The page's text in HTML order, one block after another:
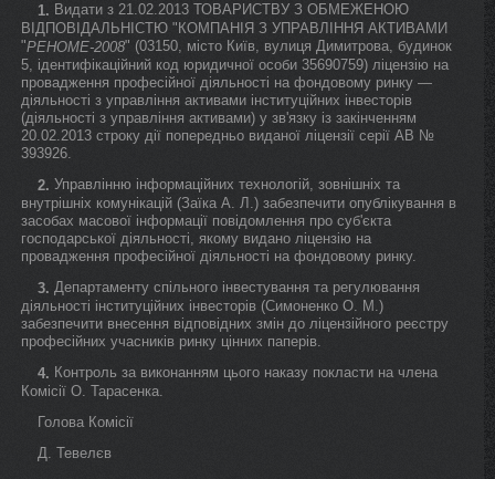
1. Видати з 21.02.2013 ТОВАРИСТВУ З ОБМЕЖЕНОЮ
ВІДПОВІДАЛЬНІСТЮ "КОМПАНІЯ З УПРАВЛІННЯ АКТИВАМИ
"РЕНОМЕ-2008" (03150, місто Київ, вулиця Димитрова, будинок
5, ідентифікаційний код юридичної особи 35690759) ліцензію на
провадження професійної діяльності на фондовому ринку —
діяльності з управління активами інституційних інвесторів
(діяльності з управління активами) у зв'язку із закінченням
20.02.2013 строку дії попередньо виданої ліцензії серії АВ №
393926.
2. Управлінню інформаційних технологій, зовнішніх та
внутрішніх комунікацій (Заїка А. Л.) забезпечити опублікування в
засобах масової інформації повідомлення про суб'єкта
господарської діяльності, якому видано ліцензію на
провадження професійної діяльності на фондовому ринку.
3. Департаменту спільного інвестування та регулювання
діяльності інституційних інвесторів (Симоненко О. М.)
забезпечити внесення відповідних змін до ліцензійного реєстру
професійних учасників ринку цінних паперів.
4. Контроль за виконанням цього наказу покласти на члена
Комісії О. Тарасенка.
Голова Комісії
Д. Тевелєв